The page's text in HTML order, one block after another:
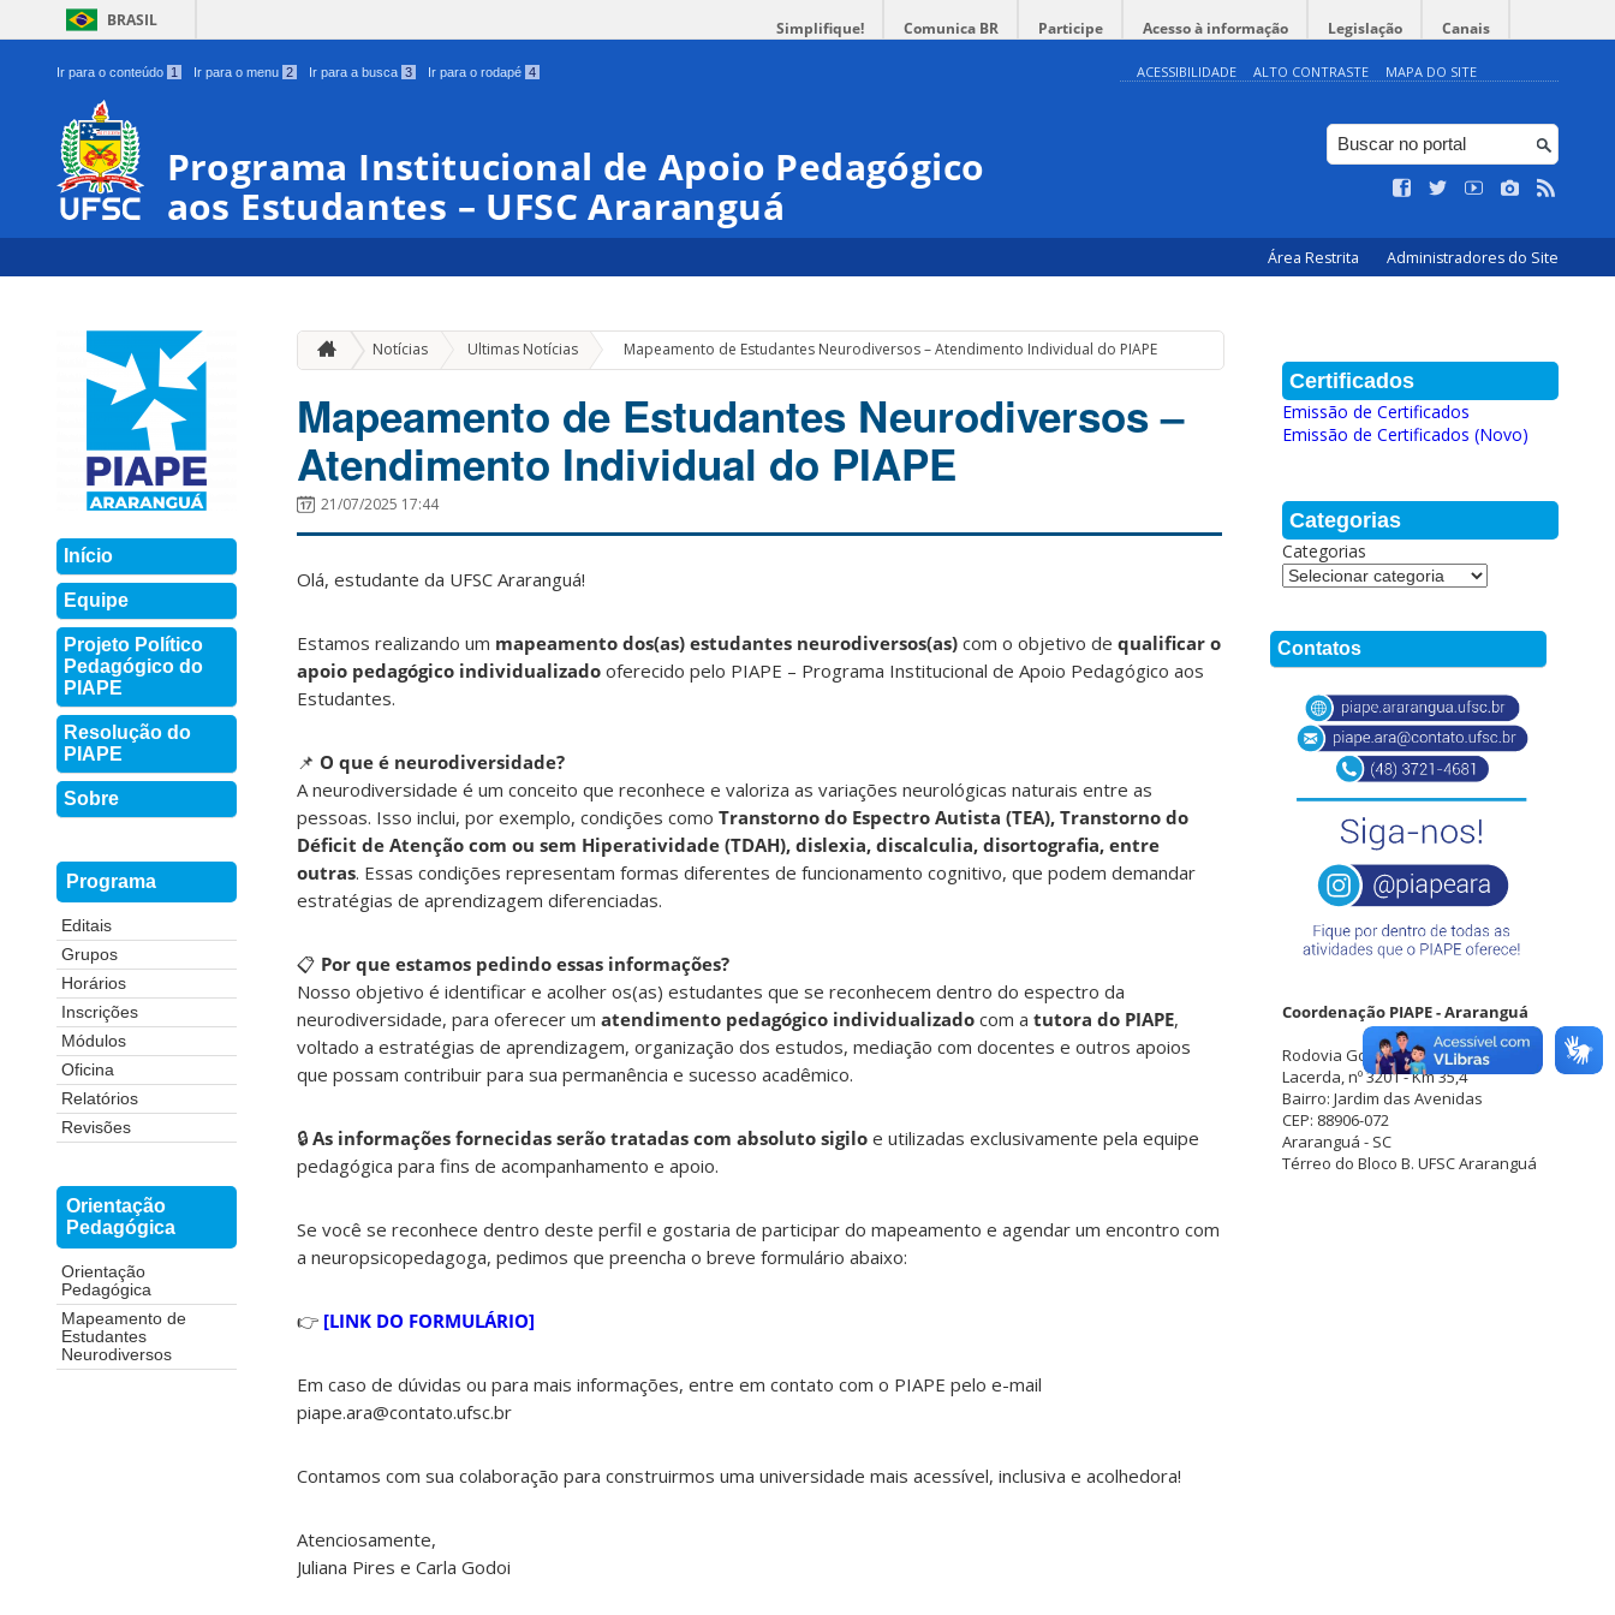
BRASIL Simplifique! Comunica BR Participe Acesso à informação Legislação Canais
Ir para o conteúdo 1 Ir para o menu 2 Ir para a busca 3 Ir para o rodapé 4 ACESSIBILIDADE ALTO CONTRASTE MAPA DO SITE
Programa Institucional de Apoio Pedagógico
aos Estudantes – UFSC Araranguá
Área Restrita Administradores do Site
Início
Equipe
Projeto Político
Pedagógico do
PIAPE
Resolução do
PIAPE
Sobre
Programa
Editais
Grupos
Horários
Inscrições
Módulos
Oficina
Relatórios
Revisões
Orientação
Pedagógica
Orientação
Pedagógica
Mapeamento de
Estudantes
Neurodiversos
Notícias Ultimas Notícias » Mapeamento de Estudantes Neurodiversos – Atendimento Individual do PIAPE
Mapeamento de Estudantes Neurodiversos –
Atendimento Individual do PIAPE
21/07/2025 17:44
Olá, estudante da UFSC Araranguá!
Estamos realizando um mapeamento dos(as) estudantes neurodiversos(as) com o objetivo de qualificar o
apoio pedagógico individualizado oferecido pelo PIAPE – Programa Institucional de Apoio Pedagógico aos
Estudantes.
📌 O que é neurodiversidade?
A neurodiversidade é um conceito que reconhece e valoriza as variações neurológicas naturais entre as
pessoas. Isso inclui, por exemplo, condições como Transtorno do Espectro Autista (TEA), Transtorno do
Déficit de Atenção com ou sem Hiperatividade (TDAH), dislexia, discalculia, disortografia, entre
outras. Essas condições representam formas diferentes de funcionamento cognitivo, que podem demandar
estratégias de aprendizagem diferenciadas.
📋 Por que estamos pedindo essas informações?
Nosso objetivo é identificar e acolher os(as) estudantes que se reconhecem dentro do espectro da
neurodiversidade, para oferecer um atendimento pedagógico individualizado com a tutora do PIAPE,
voltado a estratégias de aprendizagem, organização dos estudos, mediação com docentes e outros apoios
que possam contribuir para sua permanência e sucesso acadêmico.
🔒 As informações fornecidas serão tratadas com absoluto sigilo e utilizadas exclusivamente pela equipe
pedagógica para fins de acompanhamento e apoio.
Se você se reconhece dentro deste perfil e gostaria de participar do mapeamento e agendar um encontro com
a neuropsicopedagoga, pedimos que preencha o breve formulário abaixo:
👉 [LINK DO FORMULÁRIO]
Em caso de dúvidas ou para mais informações, entre em contato com o PIAPE pelo e-mail
piape.ara@contato.ufsc.br
Contamos com sua colaboração para construirmos uma universidade mais acessível, inclusiva e acolhedora!
Atenciosamente,
Juliana Pires e Carla Godoi
Certificados
Emissão de Certificados
Emissão de Certificados (Novo)
Categorias
Categorias
Contatos
Coordenação PIAPE - Araranguá
Rodovia Governador Jorge
Lacerda, nº 3201 - Km 35,4
Bairro: Jardim das Avenidas
CEP: 88906-072
Araranguá - SC
Térreo do Bloco B. UFSC Araranguá